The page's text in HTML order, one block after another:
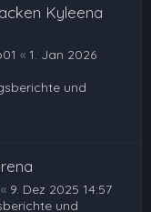
Kyleena
« 1. Jan 2026
und
« 9. Dez 2025 14:57
und